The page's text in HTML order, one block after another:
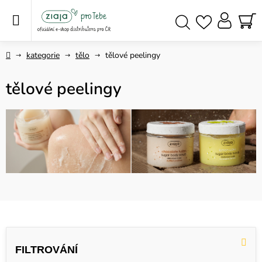
Domůkategorie tělo tělové peelingy
tělové peelingy
V